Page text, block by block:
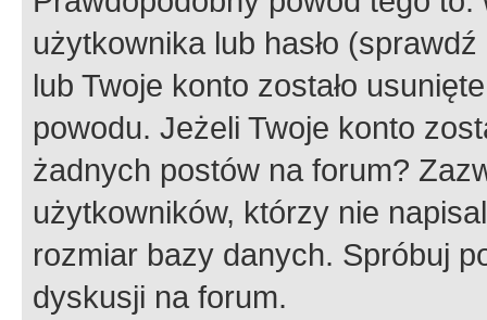
użytkownika lub hasło
lub Twoje konto zostało
powodu. Jeżeli Twoje konto
żadnych postów na forum?
użytkowników, którzy nie
rozmiar bazy danych. Spróbuj
dyskusji na forum.